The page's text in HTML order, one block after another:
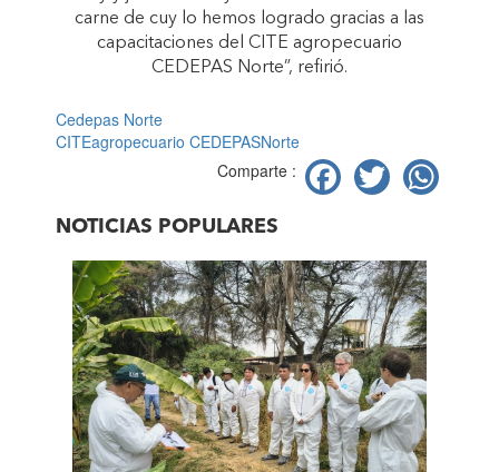
carne de cuy lo hemos logrado gracias a las
capacitaciones del CITE agropecuario
CEDEPAS Norte”, refirió.
Cedepas Norte
CITEagropecuario CEDEPASNorte
Comparte :
Facebook
Twitter
NOTICIAS POPULARES